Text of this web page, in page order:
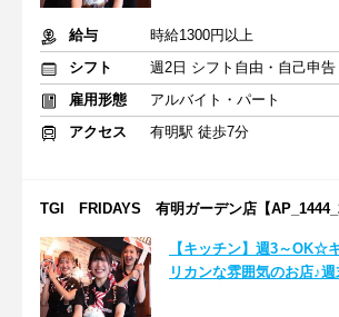
給与
時給1300円以上
シフト
週2日 シフト自由・自己申告
雇用形態
アルバイト・パート
アクセス
有明駅 徒歩7分
TGI FRIDAYS 有明ガーデン店【
【キッチン】週3～OK☆
リカンな雰囲気のお店♪